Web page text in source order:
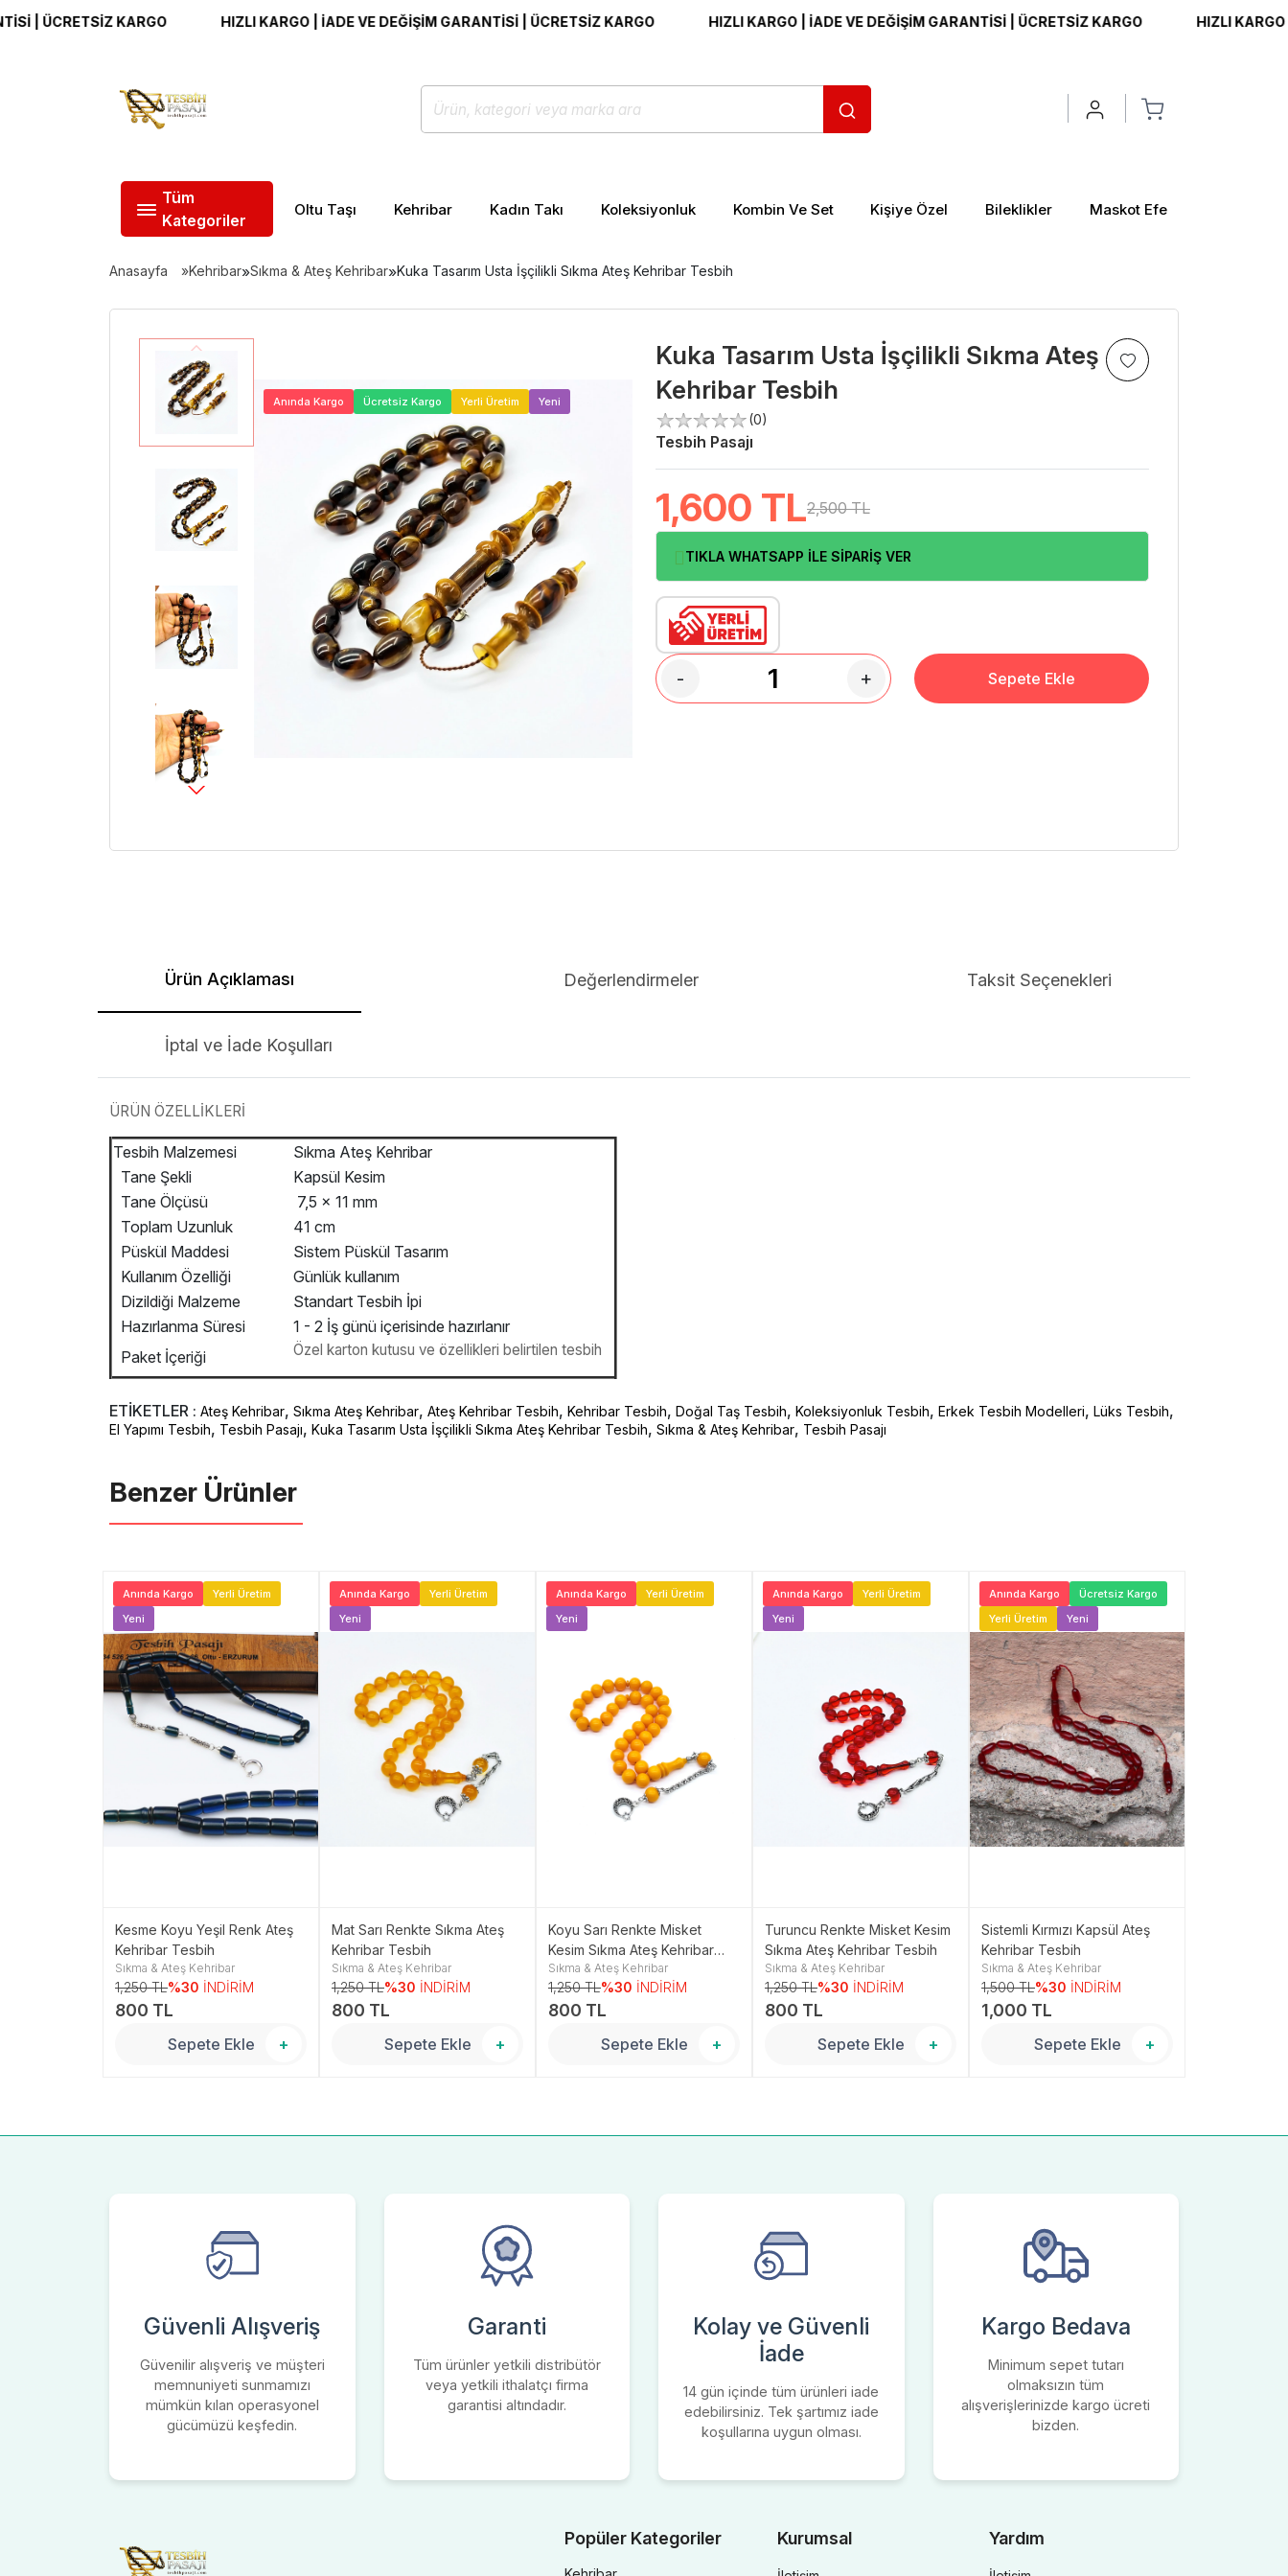
KARGO HIZLI KARGO | İADE VE DEĞİŞİM GARANTİSİ | ÜCRETSİZ KARGO HIZLI KARGO | İADE VE DEĞİŞİM GARANTİSİ | ÜCRETSİZ KARGO HIZLI KARGO | İADE
Tüm
Kategoriler
Oltu Taşı Kehribar Kadın Takı Koleksiyonluk Kombin Ve Set Kişiye Özel Bileklikler Maskot Efe
Anasayfa Kehribar»Sıkma & Ateş Kehribar»Kuka Tasarım Usta İşçilikli Sıkma Ateş Kehribar Tesbih
Anında Kargo Ücretsiz Kargo Yerli Üretim Yeni
Kuka Tasarım Usta İşçilikli Sıkma Ateş
Kehribar Tesbih
(0)
Tesbih Pasajı
1,600 TL2,500 TL
TIKLA WHATSAPP İLE SİPARİŞ VER
- + Sepete Ekle
Ürün Açıklaması Değerlendirmeler Taksit Seçenekleri
İptal ve İade Koşulları
ÜRÜN ÖZELLİKLERİ
Tesbih Malzemesi
Sıkma Ateş Kehribar
Tane Şekli
Kapsül Kesim
Tane Ölçüsü
7,5 x 11 mm
Toplam Uzunluk
41 cm
Püskül Maddesi
Sistem Püskül Tasarım
Kullanım Özelliği
Günlük kullanım
Dizildiği Malzeme
Standart Tesbih İpi
Hazırlanma Süresi
1 - 2 İş günü içerisinde hazırlanır
Paket İçeriği
Özel karton kutusu ve özellikleri belirtilen tesbih
ETİKETLER : Ateş Kehribar, Sıkma Ateş Kehribar, Ateş Kehribar Tesbih, Kehribar Tesbih, Doğal Taş Tesbih, Koleksiyonluk Tesbih, Erkek Tesbih Modelleri, Lüks Tesbih,
El Yapımı Tesbih, Tesbih Pasajı, Kuka Tasarım Usta İşçilikli Sıkma Ateş Kehribar Tesbih, Sıkma & Ateş Kehribar, Tesbih Pasajı
Benzer Ürünler ️
Anında Kargo
Yerli Üretim
Yeni
Kesme Koyu Yeşil Renk Ateş
Kehribar Tesbih
Sıkma & Ateş Kehribar
1,250 TL%30 İNDİRİM
800 TL
Sepete Ekle +
Anında Kargo
Yerli Üretim
Yeni
Mat Sarı Renkte Sıkma Ateş
Kehribar Tesbih
Sıkma & Ateş Kehribar
1,250 TL%30 İNDİRİM
800 TL
Sepete Ekle +
Anında Kargo
Yerli Üretim
Yeni
Koyu Sarı Renkte Misket
Kesim Sıkma Ateş Kehribar
Tesbih
Sıkma & Ateş Kehribar
1,250 TL%30 İNDİRİM
800 TL
Sepete Ekle +
Anında Kargo
Yerli Üretim
Yeni
Turuncu Renkte Misket Kesim
Sıkma Ateş Kehribar Tesbih
Sıkma & Ateş Kehribar
1,250 TL%30 İNDİRİM
800 TL
Sepete Ekle +
Anında Kargo
Ücretsiz Kargo
Yerli Üretim
Yeni
Sistemli Kırmızı Kapsül Ateş
Kehribar Tesbih
Sıkma & Ateş Kehribar
1,500 TL%30 İNDİRİM
1,000 TL
Sepete Ekle +
Güvenli Alışveriş
Güvenilir alışveriş ve müşteri
memnuniyeti sunmamızı
mümkün kılan operasyonel
gücümüzü keşfedin.
Garanti
Tüm ürünler yetkili distribütör
veya yetkili ithalatçı firma
garantisi altındadır.
Kolay ve Güvenli
İade
14 gün içinde tüm ürünleri iade
edebilirsiniz. Tek şartımız iade
koşullarına uygun olması.
Kargo Bedava
Minimum sepet tutarı
olmaksızın tüm
alışverişlerinizde kargo ücreti
bizden.
Popüler Kategoriler Kurumsal Yardım